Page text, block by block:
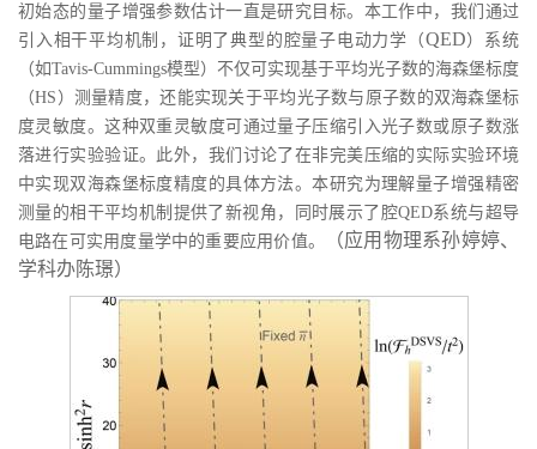
初始态的量子增强参数估计一直是研究目标。本工作中，我们通过
引入相干平均机制，证明了典型的腔量子电动力学（QED）系统
（如Tavis-Cummings模型）不仅可实现基于平均光子数的海森堡标度
（HS ）测量精度，还能实现关于平均光子数与原子数的双海森堡标
度灵敏度。这种双重灵敏度可通过量子压缩引入光子数或原子数涨
落进行实验验证。此外，我们讨论了在非完美压缩的实际实验环境
中实现双海森堡标度精度的具体方法。本研究为理解量子增强精密
测量的相干平均机制提供了新视角，同时展示了腔QED系统与超导
电路在可实用度量学中的重要应用价值。
（应用物理系孙婷婷、
学科办陈璟）